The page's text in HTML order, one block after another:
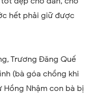
hết phải giữ được
Trương Đăng Quế
(bà góa chồng khi
Nhậm con bà bị